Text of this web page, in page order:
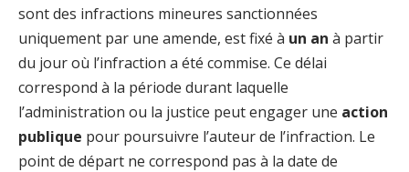
sont des infractions mineures sanctionnées
uniquement par une amende, est fixé à un an à partir
du jour où l’infraction a été commise. Ce délai
correspond à la période durant laquelle
l’administration ou la justice peut engager une action
publique pour poursuivre l’auteur de l’infraction. Le
point de départ ne correspond pas à la date de